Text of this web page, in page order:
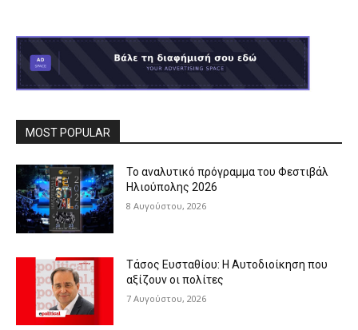
MOST POPULAR
Το αναλυτικό πρόγραμμα του Φεστιβάλ
Ηλιούπολης 2026
8 Αυγούστου, 2026
Τάσος Ευσταθίου: Η Αυτοδιοίκηση που
αξίζουν οι πολίτες
7 Αυγούστου, 2026